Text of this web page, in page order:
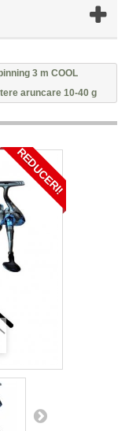
3 m COOL
aruncare 10-40 g
REDUCERI!